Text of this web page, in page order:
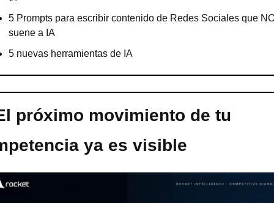
5 Prompts para escribir contenido de Redes Sociales que
suene a IA
5 nuevas herramientas de IA
próximo movimiento de tu
ya es visible